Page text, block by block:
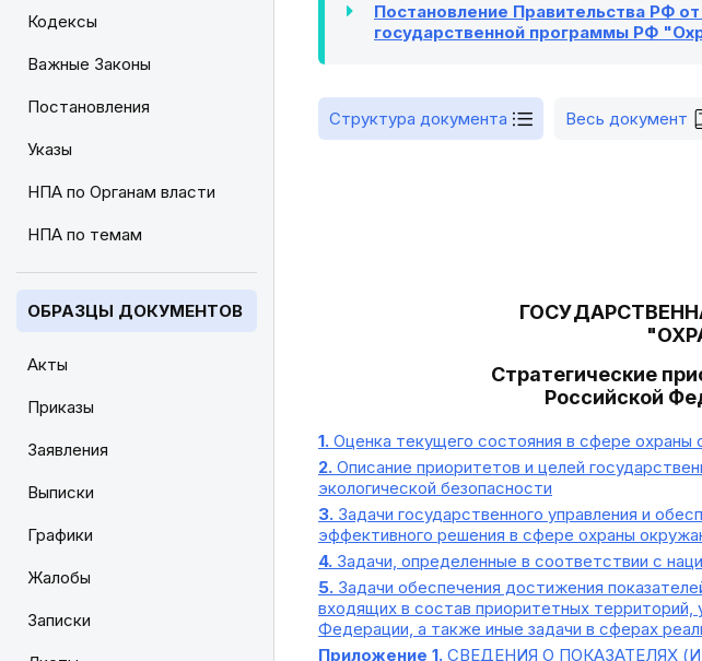
Кодексы
Важные Законы
Постановления
Указы
НПА по Органам власти
НПА по темам
ОБРАЗЦЫ ДОКУМЕНТОВ
Акты
Приказы
Заявления
Выписки
Графики
Жалобы
Записки
Постановление Правительства РФ
государственной программы РФ
Структура документа Весь документ
Стратегические
Российской
1. Оценка текущего состояния в сфере
2. Описание приоритетов и целей
экологической безопасности
3. Задачи государственного управления и
эффективного решения в сфере охраны
4. Задачи, определенные в соответствии с
5. Задачи обеспечения достижения
входящих в состав приоритетных
Федерации, а также иные задачи в сферах
Приложение 1. СВЕДЕНИЯ О ПОКАЗАТЕЛЯХ